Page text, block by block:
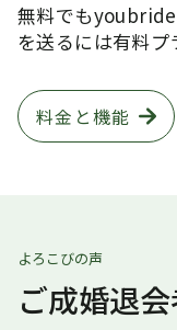
無料でも
を送るには有料プ
料金と機能
よろこびの声
ご成婚退